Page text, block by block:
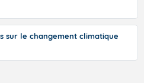
sur le changement climatique